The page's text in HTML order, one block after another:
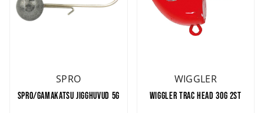
SPRO
SPRO/GAMAKATSU JIGGHUVUD 5G
WIGGLER
WIGGLER TRAC HEAD 30G 2ST